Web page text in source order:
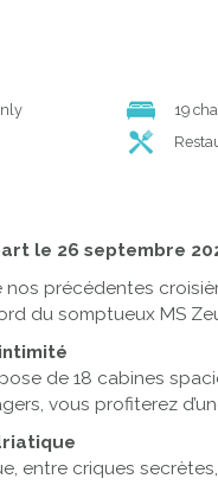
19
le 26 septembre
précédentes
du somptueux MS
de 18 cabines
vous profiterez
entre criques